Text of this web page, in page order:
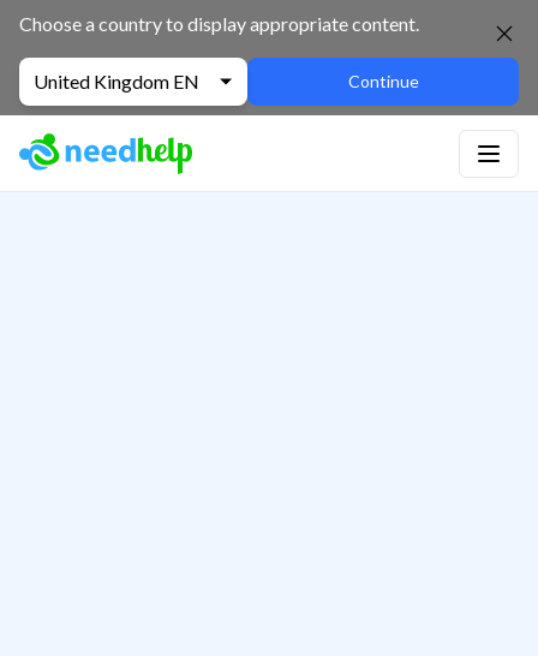
Choose a country to display appropriate content.
United Kingdom EN Continue